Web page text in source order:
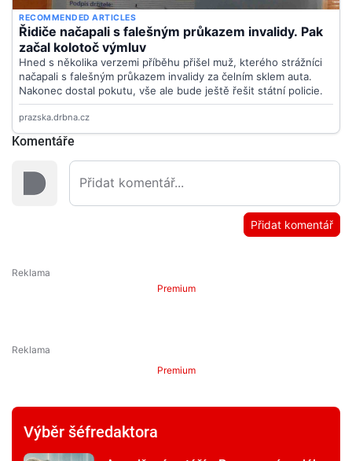
Komentáře
Přidat komentář
Premium
Premium
Výběr šéfredaktora